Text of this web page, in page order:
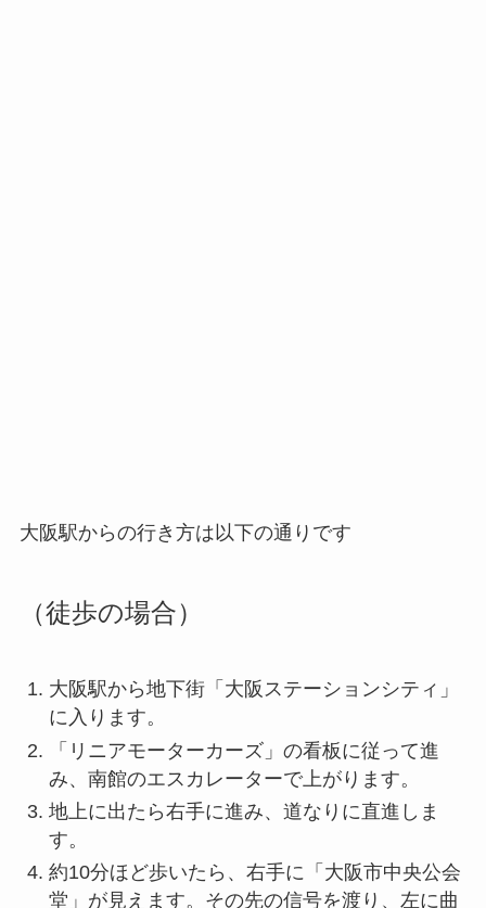
大阪駅からの行き方は以下の通りです
（徒歩の場合）
大阪駅から地下街「大阪ステーションシティ」
に入ります。
「リニアモーターカーズ」の看板に従って進
み、南館のエスカレーターで上がります。
地上に出たら右手に進み、道なりに直進しま
す。
約10分ほど歩いたら、右手に「大阪市中央公会
堂」が見えます。その先の信号を渡り、左に曲